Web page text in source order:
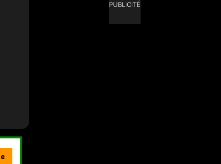
PUBLICITÉ